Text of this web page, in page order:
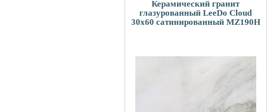
Керамический гранит
глазурованный LeeDo Cloud
30x60 сатинированный MZ190H